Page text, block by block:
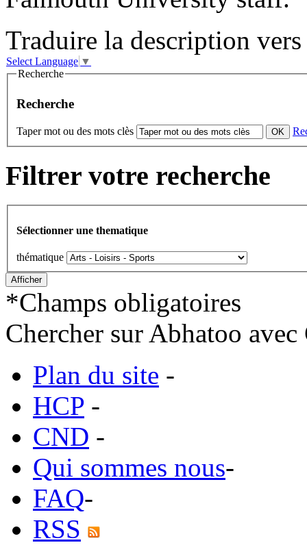
Traduire la description
Select Language ▼
Recherche
Recherche
Taper mot ou des mots clès
Filtrer votre recherche
Sélectionner une thematique
thématique
*Champs obligatoires
Chercher sur Abhatoo
Plan du site -
HCP -
CND -
Qui sommes nous-
FAQ-
RSS